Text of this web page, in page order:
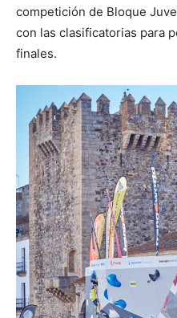
competición de Bloque
con las clasificatorias para
finales.